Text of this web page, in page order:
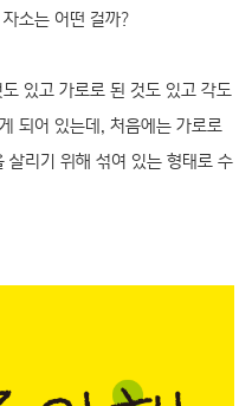
소는 어떤 걸까?
있고 가로로 된 것도 있고 각도
되어 있는데, 처음에는 가로로
살리기 위해 섞여 있는 형태로 수